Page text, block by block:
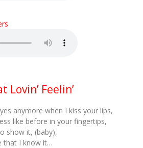
Lovin’ Feelin’
anymore when I kiss your lips,
like before in your fingertips,
show it, (baby),
that I know it…